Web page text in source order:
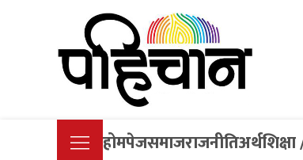
होमपेजसमाजराजनीतिअर्थ